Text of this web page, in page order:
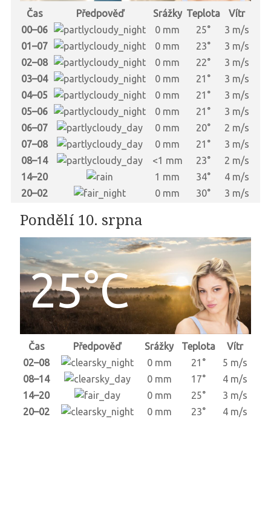
Čas Předpověď Srážky Teplota
Vítr
00–06
0 mm 25°
3 m/s
01–07
0 mm 23°
3 m/s
02–08
0 mm 22°
3 m/s
03–04
0 mm 21°
3 m/s
04–05
0 mm 21°
3 m/s
05–06
0 mm 21°
3 m/s
06–07
0 mm 20°
2 m/s
07–08
0 mm 21°
3 m/s
08–14
<1 mm 23°
2 m/s
14–20
1 mm 34°
4 m/s
20–02
0 mm 30° 3 m/s
Pondělí 10. srpna
25°C
Čas Předpověď Srážky Teplota
Vítr
02–08
0 mm 21°
5 m/s
08–14
0 mm 17°
4 m/s
14–20
0 mm 25°
3 m/s
20–02
0 mm 23° 4 m/s